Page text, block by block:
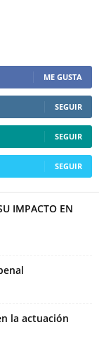
ME GUSTA
SEGUIR
SEGUIR
SEGUIR
IMPACTO EN
la actuación